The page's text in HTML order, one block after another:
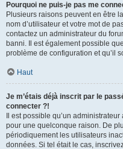
Pourquoi ne puis-je pas me
Plusieurs raisons peuvent en être
nom d’utilisateur et votre mot de
contactez un administrateur du
banni. Il est également possible
problème de configuration et qu’il
Haut
Je m’étais déjà inscrit par le
connecter ?!
Il est possible qu’un
pour une quelconque raison. De
périodiquement les utilisateurs
données. Si tel était le cas,